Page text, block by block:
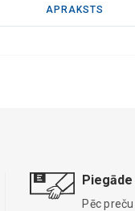
APRAKSTS
Pēc